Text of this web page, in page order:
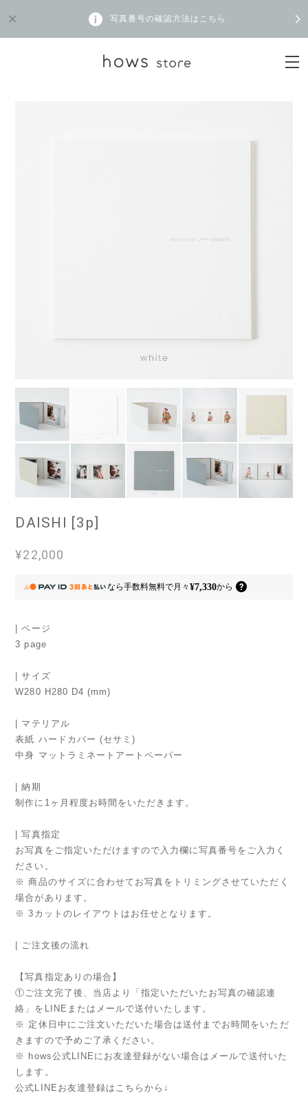
写真番号の確認方法はこちら
DAISHI [3p]
¥22,000
なら手数料無料で月々¥7,330から
| ページ
3 page
| サイズ
W280 H280 D4 (mm)
| マテリアル
表紙 ハードカバー (セサミ)
中身 マットラミネートアートペーパー
| 納期
制作に1ヶ月程度お時間をいただきます。
| 写真指定
お写真をご指定いただけますので入力欄に写真番号をご入力く
ださい。
※ 商品のサイズに合わせてお写真をトリミングさせていただく
場合があります。
※ 3カットのレイアウトはお任せとなります。
| ご注文後の流れ
【写真指定ありの場合】
①ご注文完了後、当店より「指定いただいたお写真の確認連
絡」をLINEまたはメールで送付いたします。
※ 定休日中にご注文いただいた場合は送付までお時間をいただ
きますので予めご了承ください。
※ hows公式LINEにお友達登録がない場合はメールで送付いた
します。
公式LINEお友達登録はこちらから↓